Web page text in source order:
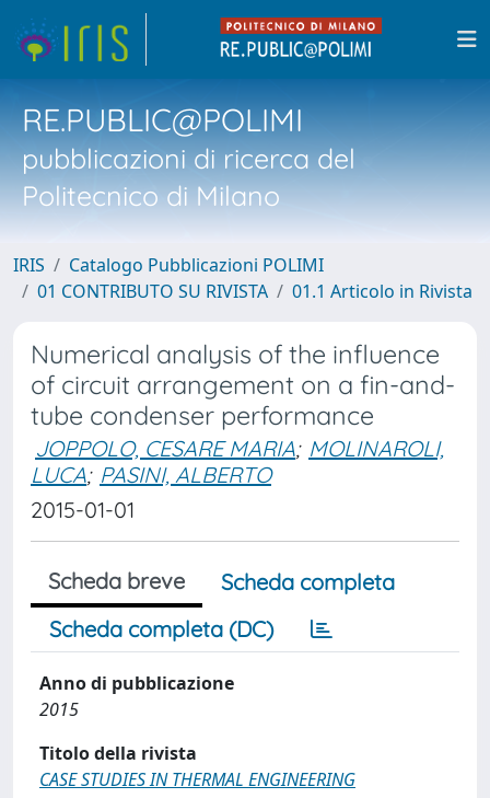
RE.PUBLIC@POLIMI
pubblicazioni di ricerca del
Politecnico di Milano
IRIS
Catalogo Pubblicazioni POLIMI
01 CONTRIBUTO SU RIVISTA
01.1 Articolo in Rivista
Numerical analysis of the influence
of circuit arrangement on a fin-and-
tube condenser performance
JOPPOLO, CESARE MARIA; MOLINAROLI,
LUCA; PASINI, ALBERTO
2015-01-01
Scheda breve
Scheda completa
Scheda completa (DC)
Anno di pubblicazione
2015
Titolo della rivista
CASE STUDIES IN THERMAL ENGINEERING